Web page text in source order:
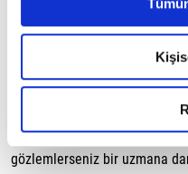
6698 sayılı Kişisel
okumak ve sitemizi
gerçekleştirilen veri
detaylı bilgi almak için
Yoğun
atıştırmalığı kasların
yenilenmesine yardımcı
Gece yemek yemenin
Gece yemek yemenin size
vücudunuzu dinlemeniz ve
gözlemlerseniz bir uzmana